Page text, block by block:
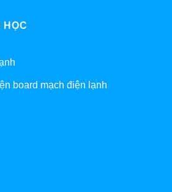
HỌC
board mạch điện lạnh